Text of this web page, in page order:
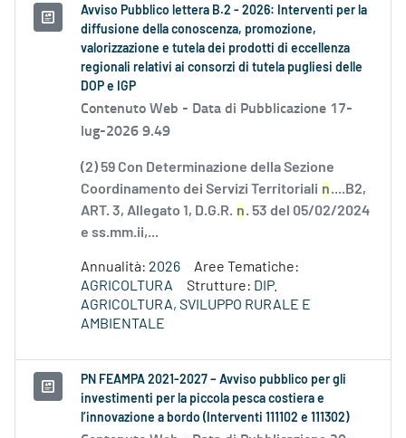
Avviso Pubblico lettera B.2 - 2026: Interventi per la
diffusione della conoscenza, promozione,
valorizzazione e tutela dei prodotti di eccellenza
regionali relativi ai consorzi di tutela pugliesi delle
DOP e IGP
Contenuto Web - Data di Pubblicazione 17-
lug-2026 9.49
(2) 59 Con Determinazione della Sezione
Coordinamento dei Servizi Territoriali n....B2,
ART. 3, Allegato 1, D.G.R. n. 53 del 05/02/2024
e ss.mm.ii,...
Annualità: 2026
Aree Tematiche:
AGRICOLTURA
Strutture: DIP.
AGRICOLTURA, SVILUPPO RURALE E
AMBIENTALE
PN FEAMPA 2021-2027 – Avviso pubblico per gli
investimenti per la piccola pesca costiera e
l’innovazione a bordo (Interventi 111102 e 111302)